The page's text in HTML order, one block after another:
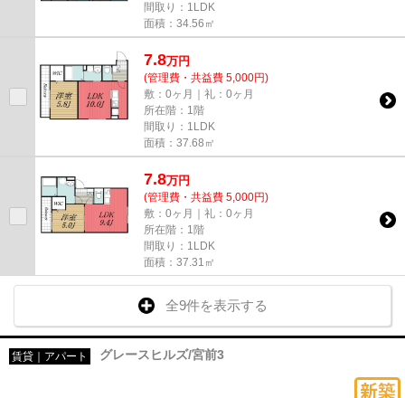
間取り：1LDK
面積：34.56㎡
7.8万円
(管理費・共益費 5,000円)
敷：0ヶ月｜礼：0ヶ月
所在階：1階
間取り：1LDK
面積：37.68㎡
7.8万円
(管理費・共益費 5,000円)
敷：0ヶ月｜礼：0ヶ月
所在階：1階
間取り：1LDK
面積：37.31㎡
全9件を表示する
賃貸｜アパート グレースヒルズ/宮前3